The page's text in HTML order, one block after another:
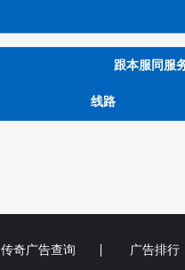
跟本服同服
线路
传奇广告查询 广告排行